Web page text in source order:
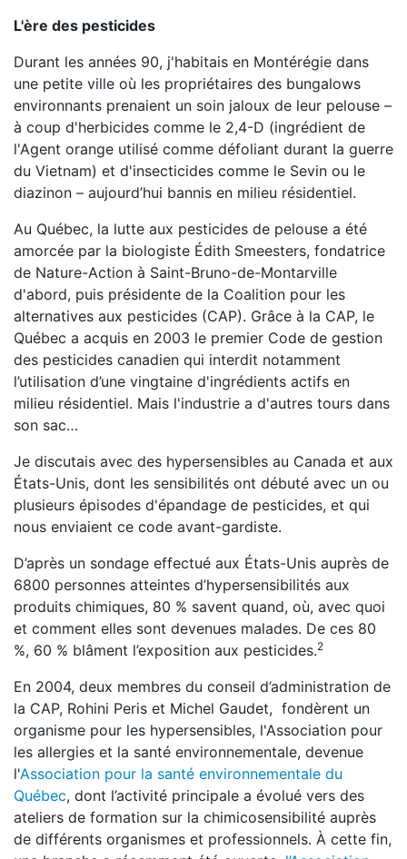
L'ère des pesticides
Durant les années 90, j'habitais en Montérégie dans
une petite ville où les propriétaires des bungalows
environnants prenaient un soin jaloux de leur pelouse –
à coup d'herbicides comme le 2,4-D (ingrédient de
l'Agent orange utilisé comme défoliant durant la guerre
du Vietnam) et d'insecticides comme le Sevin ou le
diazinon – aujourd’hui bannis en milieu résidentiel.
Au Québec, la lutte aux pesticides de pelouse a été
amorcée par la biologiste Édith Smeesters, fondatrice
de Nature-Action à Saint-Bruno-de-Montarville
d'abord, puis présidente de la Coalition pour les
alternatives aux pesticides (CAP). Grâce à la CAP, le
Québec a acquis en 2003 le premier Code de gestion
des pesticides canadien qui interdit notamment
l’utilisation d’une vingtaine d'ingrédients actifs en
milieu résidentiel. Mais l'industrie a d'autres tours dans
son sac…
Je discutais avec des hypersensibles au Canada et aux
États-Unis, dont les sensibilités ont débuté avec un ou
plusieurs épisodes d'épandage de pesticides, et qui
nous enviaient ce code avant-gardiste.
D’après un sondage effectué aux États-Unis auprès de
6800 personnes atteintes d’hypersensibilités aux
produits chimiques, 80 % savent quand, où, avec quoi
et comment elles sont devenues malades. De ces 80
%, 60 % blâment l’exposition aux pesticides.2
En 2004, deux membres du conseil d’administration de
la CAP, Rohini Peris et Michel Gaudet, fondèrent un
organisme pour les hypersensibles, l'Association pour
les allergies et la santé environnementale, devenue
l'Association pour la santé environnementale du
Québec, dont l’activité principale a évolué vers des
ateliers de formation sur la chimicosensibilité auprès
de différents organismes et professionnels. À cette fin,